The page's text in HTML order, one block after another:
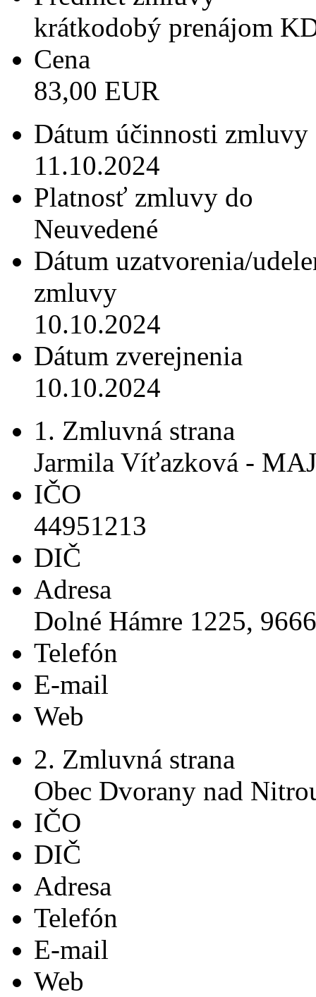
krátkodobý prenájom
Cena
83,00 EUR
Dátum účinnosti zmluvy
11.10.2024
Platnosť zmluvy do
Neuvedené
Dátum uzatvorenia/
zmluvy
10.10.2024
Dátum zverejnenia
10.10.2024
1. Zmluvná strana
Jarmila Víťazková -
IČO
44951213
DIČ
Adresa
Dolné Hámre 1225,
Telefón
E-mail
Web
2. Zmluvná strana
Obec Dvorany nad
IČO
DIČ
Adresa
Telefón
E-mail
Web